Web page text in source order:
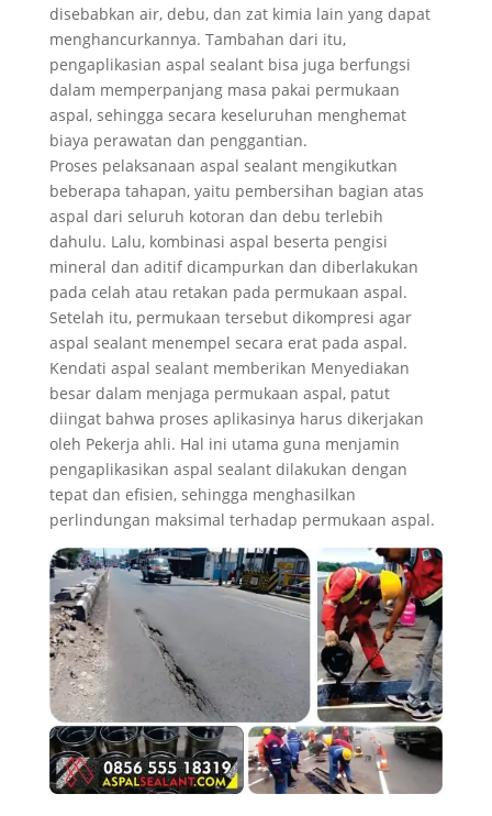
disebabkan air, debu, dan zat kimia lain yang dapat
menghancurkannya. Tambahan dari itu,
pengaplikasian aspal sealant bisa juga berfungsi
dalam memperpanjang masa pakai permukaan
aspal, sehingga secara keseluruhan menghemat
biaya perawatan dan penggantian.
Proses pelaksanaan aspal sealant mengikutkan
beberapa tahapan, yaitu pembersihan bagian atas
aspal dari seluruh kotoran dan debu terlebih
dahulu. Lalu, kombinasi aspal beserta pengisi
mineral dan aditif dicampurkan dan diberlakukan
pada celah atau retakan pada permukaan aspal.
Setelah itu, permukaan tersebut dikompresi agar
aspal sealant menempel secara erat pada aspal.
Kendati aspal sealant memberikan Menyediakan
besar dalam menjaga permukaan aspal, patut
diingat bahwa proses aplikasinya harus dikerjakan
oleh Pekerja ahli. Hal ini utama guna menjamin
pengaplikasikan aspal sealant dilakukan dengan
tepat dan efisien, sehingga menghasilkan
perlindungan maksimal terhadap permukaan aspal.